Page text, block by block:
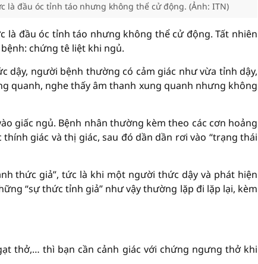
đầu óc tỉnh táo nhưng không thể cử động. (Ảnh: ITN)
là đầu óc tỉnh táo nhưng không thể cử động. Tất nhiên
chứng tê liệt khi ngủ.
dậy, người bệnh thường có cảm giác như vừa tỉnh dậy,
quanh, nghe thấy âm thanh xung quanh nhưng không
giấc ngủ. Bệnh nhân thường kèm theo các cơn hoảng
giác và thị giác, sau đó dần dần rơi vào “trạng thái
thức giả”, tức là khi một người thức dậy và phát hiện
“sự thức tỉnh giả” như vậy thường lặp đi lặp lại, kèm
thở,… thì bạn cần cảnh giác với chứng ngưng thở khi